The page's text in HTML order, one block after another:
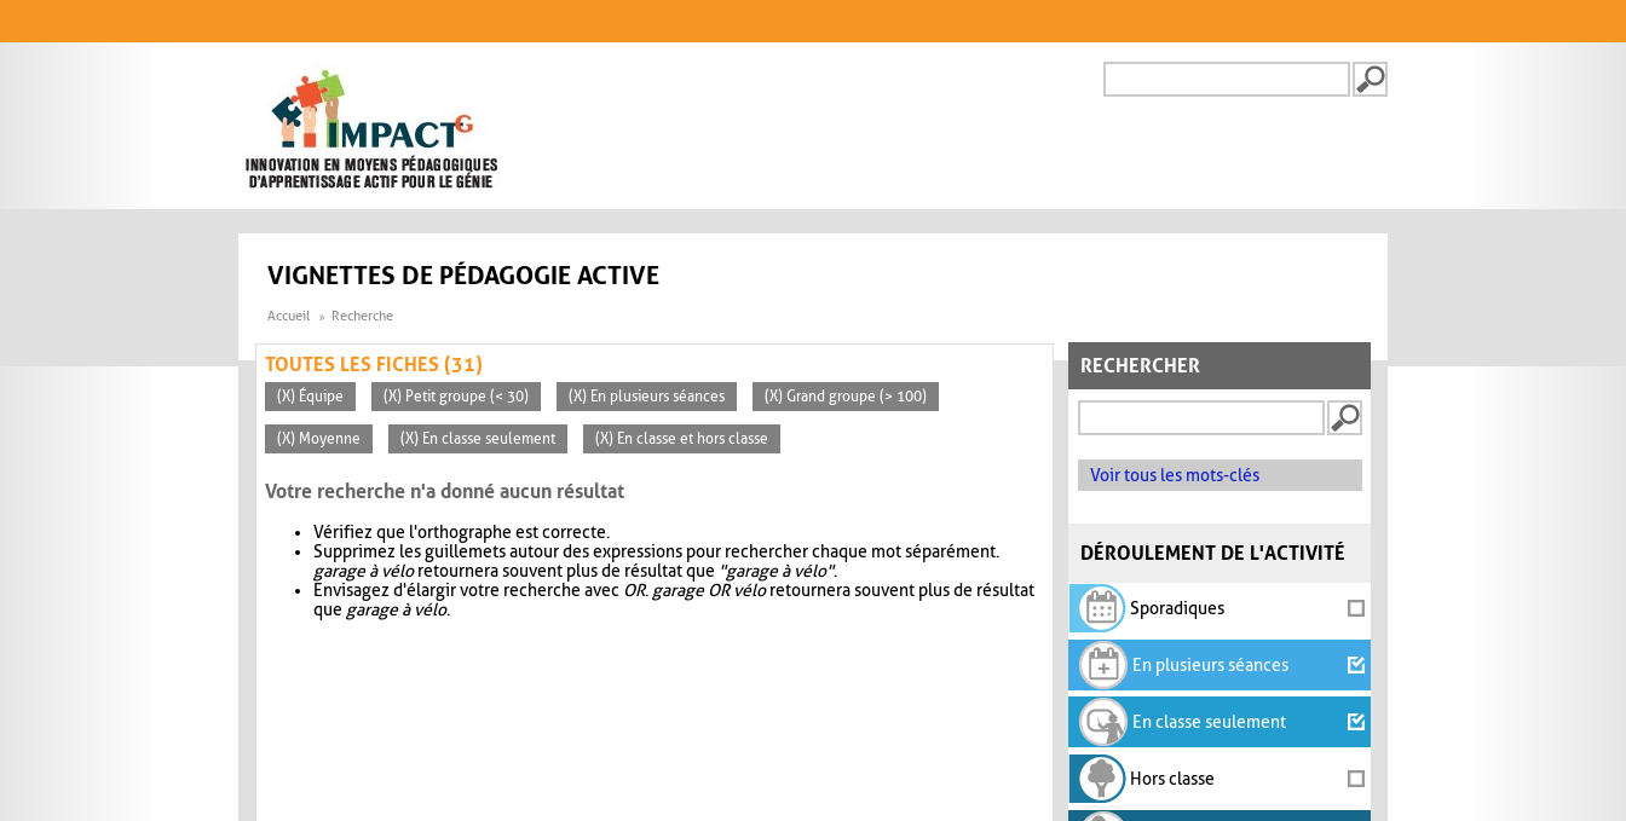
FORMULAIRE DE
VIGNETTES DE PÉDAGOGIE ACTIVE
Accueil Recherche
RECHERCHER
Voir tous les mots-clés
DÉROULEMENT DE L'ACTIVITÉ
Sporadiques
En plusieurs séances
En classe seulement
Hors classe
TOUTES LES FICHES (31)
(X) Équipe (X) Petit groupe (< 30) (X) En plusieurs séances (X) Grand groupe (> 100)
(X) Moyenne (X) En classe seulement (X) En classe et hors classe
Votre recherche n'a donné aucun résultat
Vérifiez que l'orthographe est correcte.
Supprimez les guillemets autour des expressions pour rechercher chaque mot séparément.
garage à véloretournera souvent plus de résultat que "garage à vélo".
Envisagez d'élargir votre recherche avec OR. garage OR véloretournera souvent plus de résultat
que garage à vélo.